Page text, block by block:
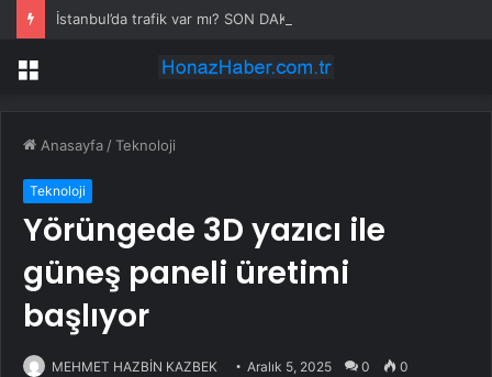
Menü
Anasayfa /Teknoloji
Teknoloji
Yörüngede 3D yazıcı ile
güneş paneli üretimi
başlıyor
MEHMET HAZBİN KAZBEK Aralık 5, 2025 0 0